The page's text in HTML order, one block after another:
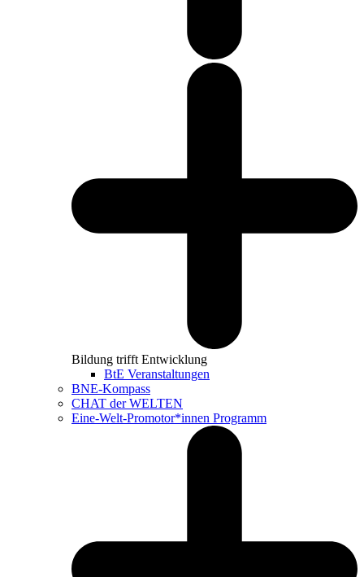
Bildung trifft Entwicklung
BtE Veranstaltungen
BNE-Kompass
CHAT der WELTEN
Eine-Welt-Promotor*innen Programm